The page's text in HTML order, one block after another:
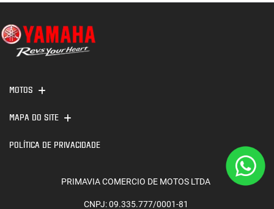
MOTOS
MAPA DO SITE
POLÍTICA DE PRIVACIDADE
PRIMAVIA COMERCIO DE MOTOS LTDA
CNPJ: 09.335.777/0001-81